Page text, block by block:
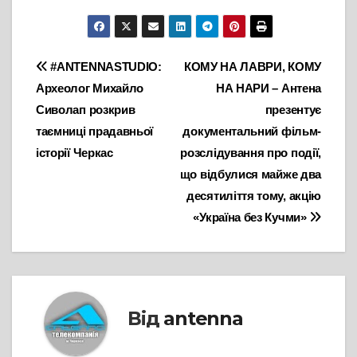
Навігація
записів
КОМУ НА ЛАВРИ, КОМУ
НА НАРИ – Антена
презентує
документальний фільм-
розслідування про події,
що відбулися майже два
десятиліття тому, акцію
«Україна без Кучми»
#ANTENNASTUDIO:
Археолог Михайло
Сиволап розкрив
таємниці прадавньої
історії Черкас
Від antenna